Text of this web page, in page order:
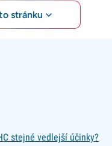
stránku
stejné vedlejší účinky?